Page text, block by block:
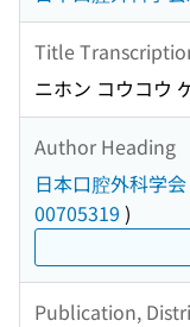
Title
ニホン コウコウ
Author Heading
日本口腔外科学会
00705319 )
Publication,